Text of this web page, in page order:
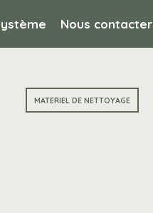
Nous contacter
MATERIEL DE NETTOYAGE